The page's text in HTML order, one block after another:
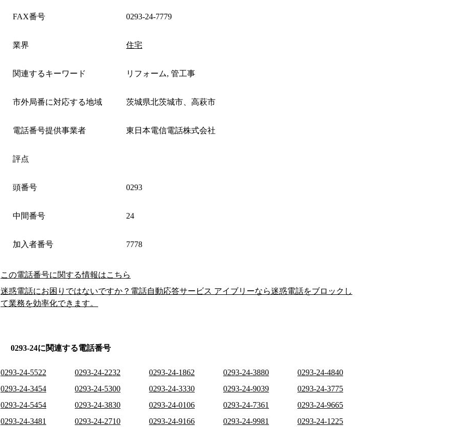
FAX番号 0293-24-7779
業界 住宅
関連するキーワード リフォーム, 管工事
市外局番に対応する地域 茨城県北茨城市、高萩市
電話番号提供事業者 東日本電信電話株式会社
評点
頭番号 0293
中間番号 24
加入者番号 7778
この電話番号に関する情報はこちら
迷惑電話にお困りではないですか？電話自動応答サービス アイブリーなら迷惑電話をブロックし
て業務を効率化できます。
0293-24に関連する電話番号
0293-24-5522 0293-24-2232 0293-24-1862 0293-24-3880
0293-24-4840
0293-24-3454
0293-24-5300 0293-24-3330 0293-24-9039
0293-24-3775
0293-24-5454
0293-24-3830 0293-24-0106 0293-24-7361
0293-24-9665
0293-24-3481
0293-24-2710 0293-24-9166 0293-24-9981
0293-24-1225